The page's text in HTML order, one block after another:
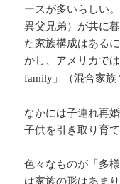
ースが多いらしい
異父兄弟）が共に
た家族構成はある
かし、アメリカで
family 」（混合家族
なかには子連れ再
子供を引き取り育
色々なものが「多
は家族の形はあま